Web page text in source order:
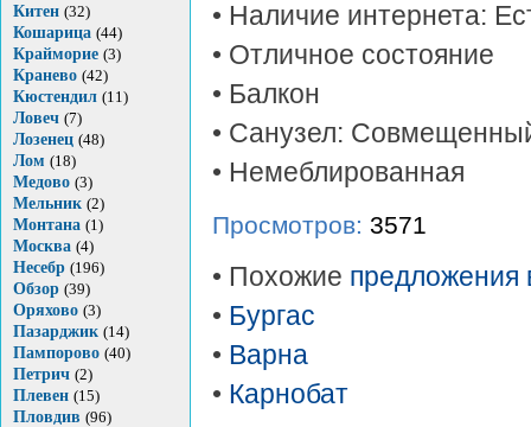
Китен (32)
Кошарица (44)
Крайморие (3)
Кранево (42)
Кюстендил (11)
Ловеч (7)
Лозенец (48)
Лом (18)
Медово (3)
Мельник (2)
Монтана (1)
Москва (4)
Несебр (196)
Обзор (39)
Оряхово (3)
Пазарджик (14)
Пампорово (40)
Петрич (2)
Плевен (15)
Пловдив (96)
• Наличие интернета:
• Отличное состояние
• Балкон
• Санузел:
• Немеблированная
Просмотров: 3571
• Похожие предложения
• Бургас
• Варна
• Карнобат